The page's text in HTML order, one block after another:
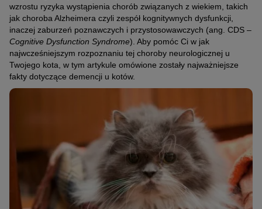
wzrostu ryzyka wystąpienia chorób związanych z wiekiem, takich
jak choroba Alzheimera czyli zespół kognitywnych dysfunkcji,
inaczej zaburzeń poznawczych i przystosowawczych (ang. CDS –
Cognitive Dysfunction Syndrome). Aby pomóc Ci w jak
najwcześniejszym rozpoznaniu tej choroby neurologicznej u
Twojego kota, w tym artykule omówione zostały najważniejsze
fakty dotyczące demencji u kotów.